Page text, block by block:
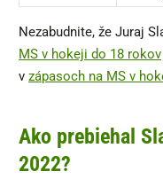
Nezabudnite, že Juraj
MS v hokeji do 18 rokov
v zápasoch na MS v
Ako prebiehal
2022?